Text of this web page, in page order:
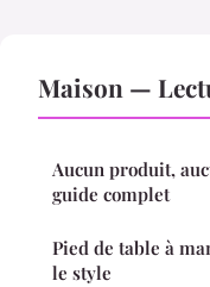
Maison —
Aucun produit,
guide complet
Pied de table à
le style